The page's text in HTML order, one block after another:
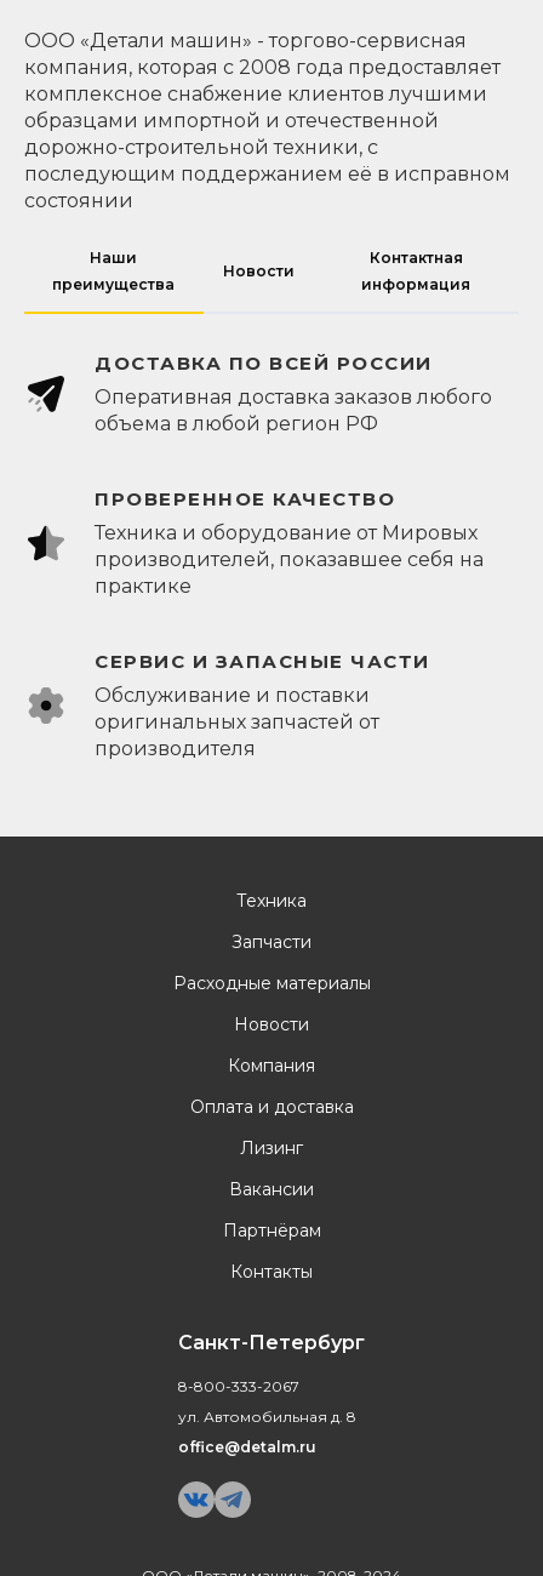
ООО «Детали машин» - торгово-сервисная
компания, которая с 2008 года предоставляет
комплексное снабжение клиентов лучшими
образцами импортной и отечественной
дорожно-строительной техники, с
последующим поддержанием её в исправном
состоянии
Наши
преимущества
Новости
Контактная
информация
ДОСТАВКА ПО ВСЕЙ РОССИИ
Оперативная доставка заказов любого
объема в любой регион РФ
ПРОВЕРЕННОЕ КАЧЕСТВО
Техника и оборудование от Мировых
производителей, показавшее себя на
практике
СЕРВИС И ЗАПАСНЫЕ ЧАСТИ
Обслуживание и поставки
оригинальных запчастей от
производителя
Техника
Запчасти
Расходные материалы
Новости
Компания
Оплата и доставка
Лизинг
Вакансии
Партнёрам
Контакты
Санкт-Петербург
8-800-333-2067
ул. Автомобильная д. 8
office@detalm.ru